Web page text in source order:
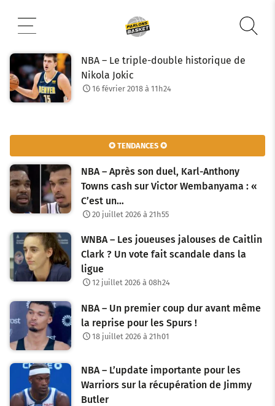
contenu
NBA – Le triple-double historique de
Nikola Jokic
16 février 2018 à 11h24
✪ TENDANCES ✪
NBA – Après son duel, Karl-Anthony
Towns cash sur Victor Wembanyama : «
C’est un…
20 juillet 2026 à 21h55
WNBA – Les joueuses jalouses de Caitlin
Clark ? Un vote fait scandale dans la
ligue
12 juillet 2026 à 08h24
NBA – Un premier coup dur avant même
la reprise pour les Spurs !
18 juillet 2026 à 21h01
NBA – L’update importante pour les
Warriors sur la récupération de Jimmy
Butler